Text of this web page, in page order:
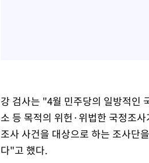
강 검사는 "4월 민주당의 일방적인
소 등 목적의 위헌·위법한 국정조
조사 사건을 대상으로 하는 조사단
다"고 했다.